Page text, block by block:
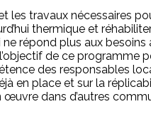
les travaux nécessaires
thermique et
répond plus aux besoins
de ce programme
des responsables
en place et sur la
œuvre dans d’autres